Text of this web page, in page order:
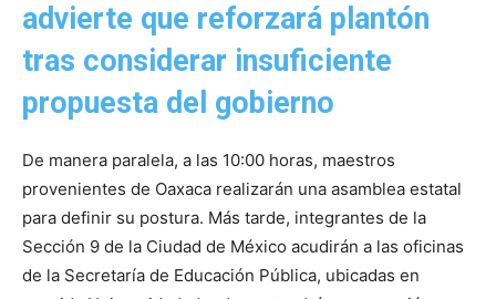
advierte que reforzará plantón
tras considerar insuficiente
propuesta del gobierno
De manera paralela, a las 10:00 horas, maestros
provenientes de Oaxaca realizarán una asamblea estatal
para definir su postura. Más tarde, integrantes de la
Sección 9 de la Ciudad de México acudirán a las oficinas
de la Secretaría de Educación Pública, ubicadas en